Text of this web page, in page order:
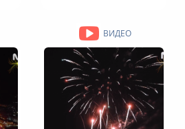
ВИДЕО